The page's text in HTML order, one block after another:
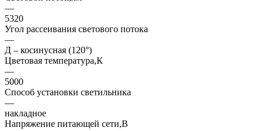
—
5320
Угол рассеивания светового потока
—
Д – косинусная (120°)
Цветовая температура,К
—
5000
Способ установки светильника
—
накладное
Напряжение питающей сети,В